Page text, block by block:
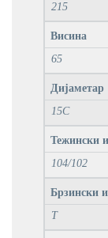
215
Висина
65
Дијаметар
15C
Тежински
104/102
Брзински
T